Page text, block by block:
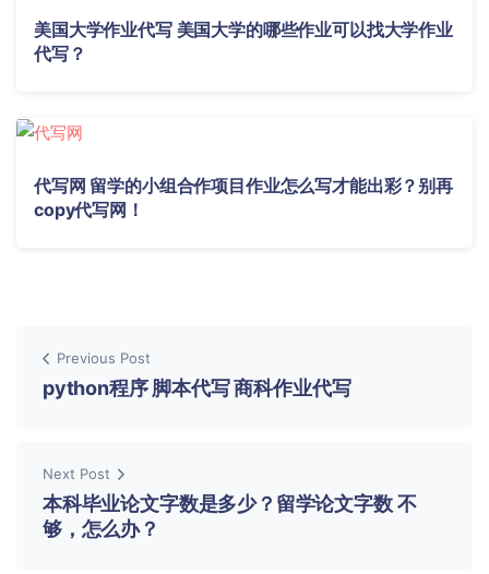
美国大学作业代写 美国大学的哪些作业可以找大学作业
代写？
代写网 留学的小组合作项目作业怎么写才能出彩？别再
copy代写网！
Previous Post
python程序 脚本代写 商科作业代写
Next Post
本科毕业论文字数是多少？留学论文字数 不
够，怎么办？